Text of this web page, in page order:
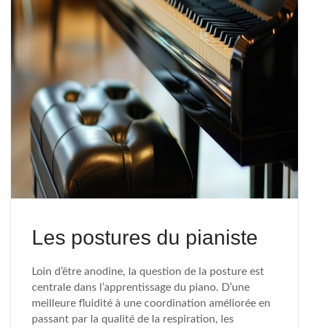
Les postures du pianiste
Loin d’être anodine, la question de la posture est
centrale dans l’apprentissage du piano. D’une
meilleure fluidité à une coordination améliorée en
passant par la qualité de la respiration, les